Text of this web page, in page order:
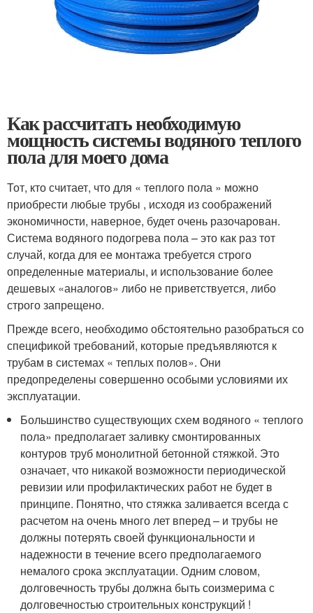
Как рассчитать необходимую
мощность системы водяного теплого
пола для моего дома
Тот, кто считает, что для « теплого пола » можно
приобрести любые трубы , исходя из соображений
экономичности, наверное, будет очень разочарован.
Система водяного подогрева пола – это как раз тот
случай, когда для ее монтажа требуется строго
определенные материалы, и использование более
дешевых «аналогов» либо не приветствуется, либо
строго запрещено.
Прежде всего, необходимо обстоятельно разобраться со
спецификой требований, которые предъявляются к
трубам в системах « теплых полов». Они
предопределены совершенно особыми условиями их
эксплуатации.
Большинство существующих схем водяного « теплого
пола» предполагает заливку смонтированных
контуров труб монолитной бетонной стяжкой. Это
означает, что никакой возможности периодической
ревизии или профилактических работ не будет в
принципе. Понятно, что стяжка заливается всегда с
расчетом на очень много лет вперед – и трубы не
должны потерять своей функциональности и
надежности в течение всего предполагаемого
немалого срока эксплуатации. Одним словом,
долговечность трубы должна быть соизмерима с
долговечностью строительных конструкций !